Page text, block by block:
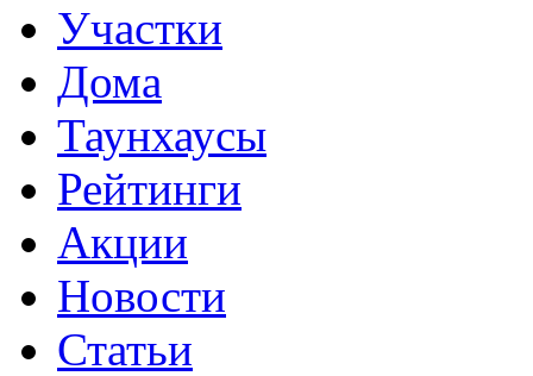
Участки
Дома
Таунхаусы
Рейтинги
Акции
Новости
Статьи